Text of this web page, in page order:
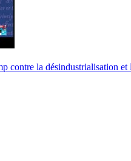
contre la désindustrialisation et